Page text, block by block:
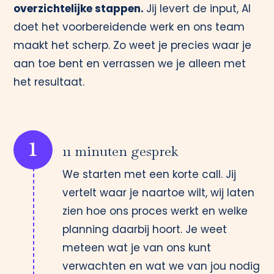
overzichtelijke stappen. Jij levert de input, AI
doet het voorbereidende werk en ons team
maakt het scherp. Zo weet je precies waar je
aan toe bent en verrassen we je alleen met
het resultaat.
1 11 minuten gesprek
We starten met een korte call. Jij
vertelt waar je naartoe wilt, wij laten
zien hoe ons proces werkt en welke
planning daarbij hoort. Je weet
meteen wat je van ons kunt
verwachten en wat we van jou nodig